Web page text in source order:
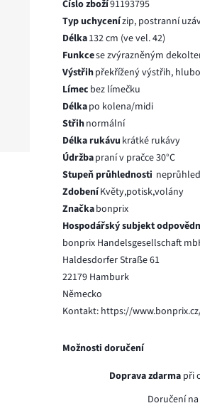
Číslo zboží91193795
Typ uchycenízip, postranní
Délka132 cm (ve vel. 42)
Funkcese zvýrazněným
Výstřihpřekřížený výstřih,
Límec bez límečku
Délkapo kolena/midi
Střihnormální
Délka rukávu krátké rukávy
Údržbapraní v pračce 30°C
Stupeň průhlednosti
ZdobeníKvěty,potisk,volány
Značkabonprix
Hospodářský subjekt
bonprix Handelsgesellschaft
Haldesdorfer Straße 61
22179 Hamburk
Německo
Kontakt: https://
Možnosti doručení
Doprava zdarmapři
Doručení